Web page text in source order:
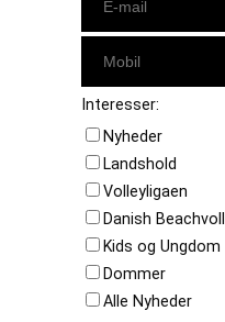
Interesser:
Nyheder
Landshold
Volleyligaen
Danish
Kids og Ungdom
Dommer
Alle Nyheder